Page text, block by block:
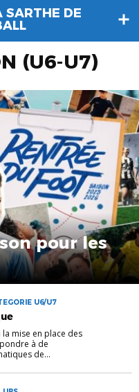
SARTHE DE
(U6-U7)
pour les
U6/U7
mise en place des
à de
de...